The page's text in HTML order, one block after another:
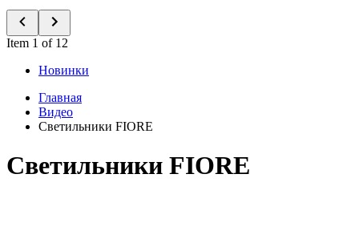
Item 1 of 12
Новинки
Главная
Видео
Светильники FIORE
Светильники FIORE